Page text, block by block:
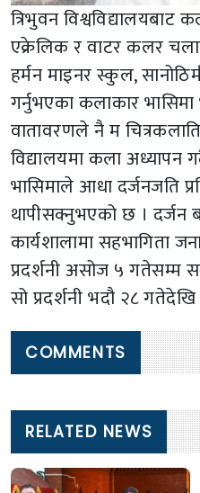
त्रिभुवन विश्वविद्यालयबाट
एक्रेलिक र वाटर कलर
हर्मन माइनर स्कुल,
गर्नुभएका कलाकार
वातावरणले नै म
विद्यालयमा कला
भासिमाले आधा दर्जनजति
थापीसक्नुभएको छ । दर्जन
कार्यशालामा सहभागिता
प्रदर्शनी असोज ५ गतेसम्म
सो प्रदर्शनी भदौ २८
COMMENTS
RELATED NEWS